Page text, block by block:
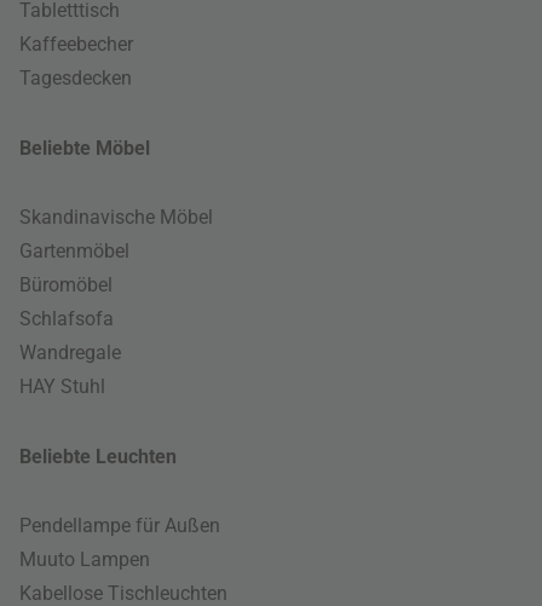
Tabletttisch
Kaffeebecher
Tagesdecken
Beliebte Möbel
Skandinavische Möbel
Gartenmöbel
Büromöbel
Schlafsofa
Wandregale
HAY Stuhl
Beliebte Leuchten
Pendellampe für Außen
Muuto Lampen
Kabellose Tischleuchten